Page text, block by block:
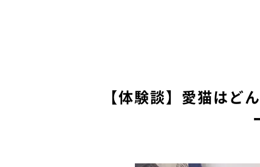
【体験談】愛猫はど